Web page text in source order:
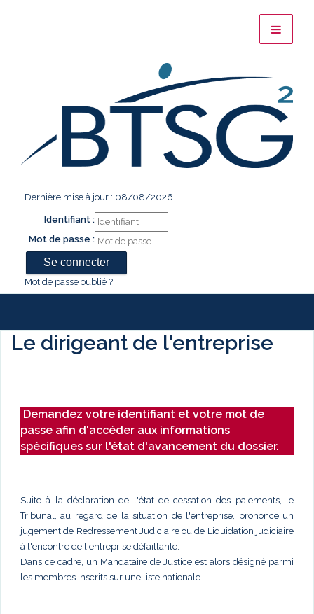
Dernière mise à jour : 08/08/2026
Identifiant :
Mot de passe :
Mot de passe oublié ?
Le dirigeant de l'entreprise
Demandez votre identifiant et votre mot de
passe afin d'accéder aux informations
spécifiques sur l'état d'avancement du dossier.
Suite à la déclaration de l'état de cessation des paiements, le
Tribunal, au regard de la situation de l'entreprise, prononce un
jugement de Redressement Judiciaire ou de Liquidation judiciaire
à l'encontre de l'entreprise défaillante.
Dans ce cadre, un Mandataire de Justice est alors désigné parmi
les membres inscrits sur une liste nationale.